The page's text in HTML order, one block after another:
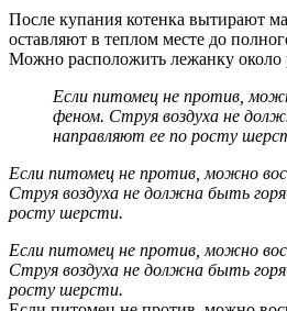
После купания котенка вытирают
оставляют в теплом месте до
Можно расположить лежанку около
Если питомец не против,
феном. Струя воздуха не
направляют ее по росту
Если питомец не против, можно
Струя воздуха не должна быть
росту шерсти.
Если питомец не против, можно
Струя воздуха не должна быть
росту шерсти.